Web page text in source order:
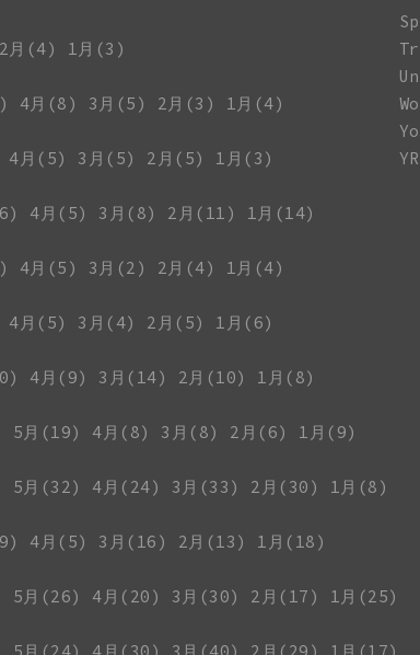
2月(4)
1月(3)
4月(8) 3月(5) 2月(3)
1月(4)
4月(5) 3月(5) 2月(5)
1月(3)
4月(5) 3月(8) 2月(11)
1月(14)
4月(5) 3月(2) 2月(4)
1月(4)
4月(5) 3月(4) 2月(5)
1月(6)
4月(9) 3月(14) 2月(10)
1月(8)
5月(19) 4月(8) 3月(8) 2月(6)
1月(9)
5月(32) 4月(24) 3月(33) 2月(30)
1月(8)
4月(5) 3月(16) 2月(13)
1月(18)
5月(26) 4月(20) 3月(30) 2月(17)
1月(25)